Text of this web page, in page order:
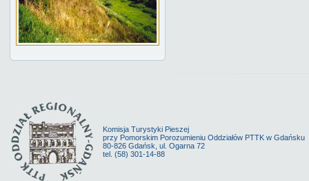
Komisja Turystyki Pieszej
przy Pomorskim Porozumieniu Oddziałów PTTK w Gdańsku
80-826 Gdańsk, ul. Ogarna 72
tel. (58) 301-14-88